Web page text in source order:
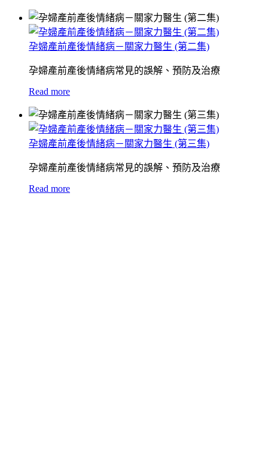
孕婦產前產後情緒病－關家力醫生 (第二集)
孕婦產前產後情緒病常見的誤解、預防及治療
Read more
孕婦產前產後情緒病－關家力醫生 (第三集)
孕婦產前產後情緒病常見的誤解、預防及治療
Read more